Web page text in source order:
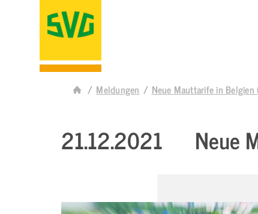
Meldungen Neue Mauttarife in
21.12.2021 Neue